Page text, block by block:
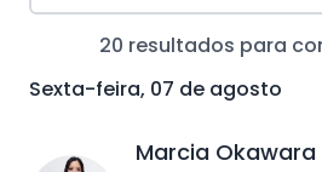
20 resultados para
Sexta-feira, 07 de agosto
Marcia Okawara